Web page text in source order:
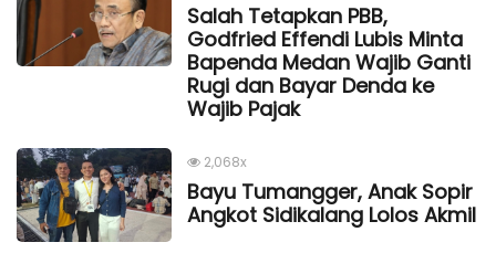
Salah Tetapkan PBB,
Godfried Effendi Lubis Minta
Bapenda Medan Wajib Ganti
Rugi dan Bayar Denda ke
Wajib Pajak
2,068x
Bayu Tumangger, Anak Sopir
Angkot Sidikalang Lolos Akmil